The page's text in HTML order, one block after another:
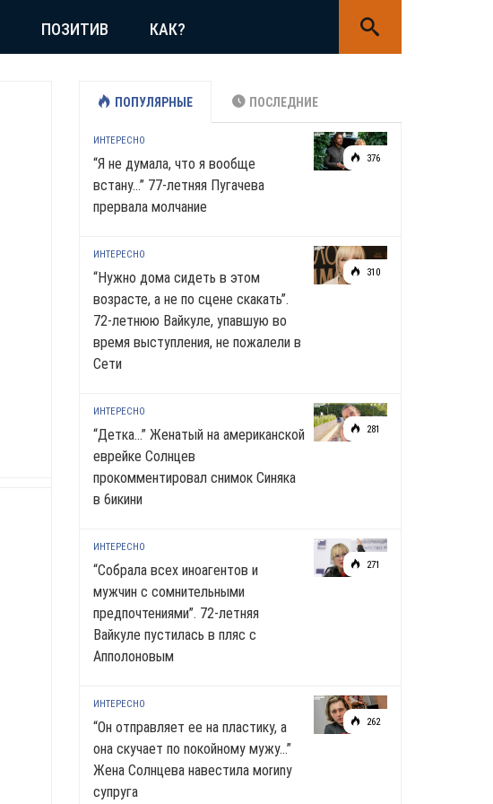
ПОЗИТИВ КАК?
ПОПУЛЯРНЫЕ ПОСЛЕДНИЕ
376
ИНТЕРЕСНО
“Я не думала, что я вообще
встану…” 77-летняя Пугачева
прервала молчание
310
ИНТЕРЕСНО
“Нужно дома сидеть в этом
возрасте, а не по сцене скакать”.
72-летнюю Вайкуле, упавшую во
время выступления, не пожалели в
Сети
281
ИНТЕРЕСНО
“Детка…” Женатый на американской
еврейке Солнцев
прокомментировал снимок Синяка
в 6икини
271
ИНТЕРЕСНО
“Собрала всех иноагентов и
мужчин с сомнительными
предпочтениями”. 72-летняя
Вайкуле пустилась в пляс с
Апполоновым
262
ИНТЕРЕСНО
“Он отправляет ее на пластику, а
она скучает по noкoйномy мужу…”
Жена Солнцева навестила моrиnу
супруга